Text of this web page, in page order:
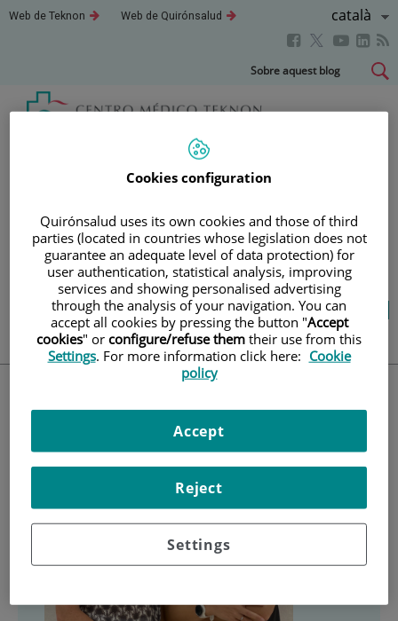
Saltar al contingut
contingut
Web de Teknon AquestWeb de Quirónsalud Aquest
Actiu
Català
Aquest
s'obrirà
una
Aquest
enllaç
s'obrirà
Aquest
enllaç
s'obrirà
unauna
Sobre aquest blog
salut i benestar
LA TEVA SALUT ÉS EL QUE
COMPTA
Salut de l’A a la Z Vida saludable
Cuida’t
Actualitat
Cookies configuration
Quirónsalud uses its own cookies and those of third
parties (located in countries whose legislation does not
guarantee an adequate level of data protection) for
user authentication, statistical analysis, improving
services and showing personalised advertising
through the analysis of your navigation. You can
accept all cookies by pressing the button "Accept
cookies" or configure/refuse them their use from this
Settings. For more information click here: Cookie
policy
Settings
Reject
Accept